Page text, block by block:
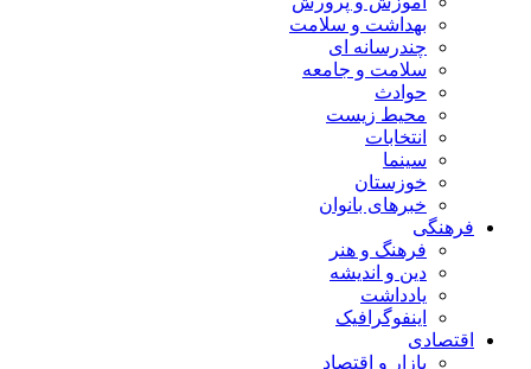
بهداشت و سلامت
چندرسانه ای
سلامت و جامعه
حوادث
محیط زیست
انتخابات
سینما
خوزستان
خبرهای بانوان
فرهنگی
فرهنگ و هنر
دین و اندیشه
یادداشت
اینفوگرافیک
اقتصادی
بازار و اقتصاد